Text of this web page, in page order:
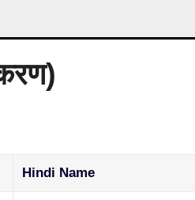
Hindi Name